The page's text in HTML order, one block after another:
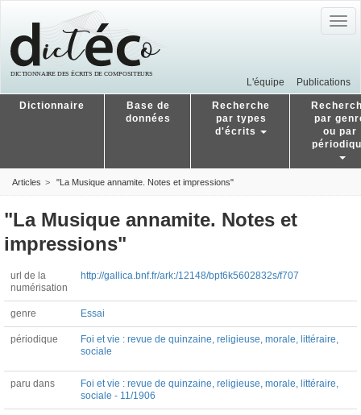
L'équipe Publications
Dictionnaire
Base de
données
Recherche
par types
d'écrits
par
ou par
Articles "La Musique annamite. Notes et impressions"
"La Musique annamite. Notes et
impressions"
url de la
numérisation
http://gallica.bnf.fr/ark:/12148/bpt6k5602832s/f707
genre Essai
périodique
Foi et vie : revue de quinzaine, religieuse, morale, littéraire,
sociale
paru dans
Foi et vie : revue de quinzaine, religieuse, morale, littéraire,
sociale - 11/1906